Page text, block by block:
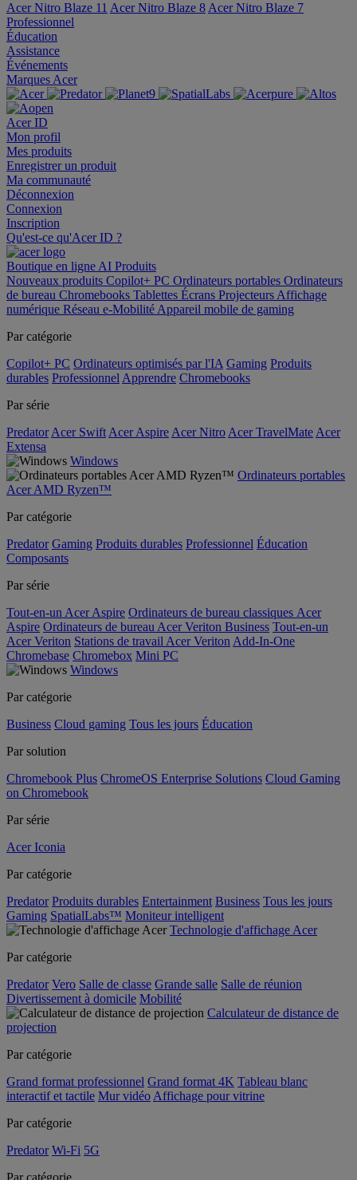
Acer Nitro Blaze 11 Acer Nitro Blaze 8 Acer Nitro Blaze 7
Professionnel
Éducation
Assistance
Événements
Marques Acer
Acer ID
Mon profil
Mes produits
Enregistrer un produit
Ma communauté
Déconnexion
Connexion
Inscription
Qu'est-ce qu'Acer ID ?
Boutique en ligne AI Produits
Nouveaux produits Copilot+ PC Ordinateurs portables Ordinateurs
de bureau Chromebooks Tablettes Écrans Projecteurs Affichage
numérique Réseau e-Mobilité Appareil mobile de gaming
Par catégorie
Copilot+ PC Ordinateurs optimisés par l'IA Gaming Produits
durables Professionnel Apprendre Chromebooks
Par série
Predator Acer Swift Acer Aspire Acer Nitro Acer TravelMate Acer
Extensa
Windows
Ordinateurs portables
Acer AMD Ryzen™
Par catégorie
Predator Gaming Produits durables Professionnel Éducation
Composants
Par série
Tout-en-un Acer Aspire Ordinateurs de bureau classiques Acer
Aspire Ordinateurs de bureau Acer Veriton Business Tout-en-un
Acer Veriton Stations de travail Acer Veriton Add-In-One
Chromebase Chromebox Mini PC
Windows
Par catégorie
Business Cloud gaming Tous les jours Éducation
Par solution
Chromebook Plus ChromeOS Enterprise Solutions Cloud Gaming
on Chromebook
Par série
Acer Iconia
Par catégorie
Predator Produits durables Entertainment Business Tous les jours
Gaming SpatialLabs™ Moniteur intelligent
Technologie d'affichage Acer
Par catégorie
Predator Vero Salle de classe Grande salle Salle de réunion
Divertissement à domicile Mobilité
Calculateur de distance de
projection
Par catégorie
Grand format professionnel Grand format 4K Tableau blanc
interactif et tactile Mur vidéo Affichage pour vitrine
Par catégorie
Predator Wi-Fi 5G
Par catégorie